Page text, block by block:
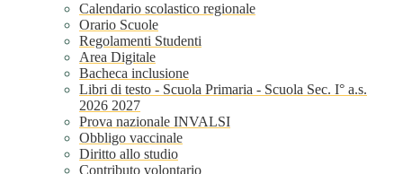
Calendario scolastico regionale
Orario Scuole
Regolamenti Studenti
Area Digitale
Bacheca inclusione
Libri di testo - Scuola Primaria - Scuola Sec. I° a.s.
2026 2027
Prova nazionale INVALSI
Obbligo vaccinale
Diritto allo studio
Contributo volontario